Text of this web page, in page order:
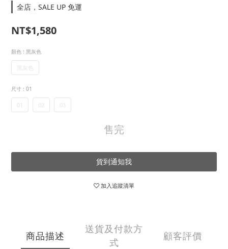
全店，SALE UP 免運
NT$1,580
顏色 : 黑灰色
黑灰色
尺寸 : 01
01 02 03
售完
貨到通知我
加入追蹤清單
商品描述
送貨及付款方
式
顧客評價